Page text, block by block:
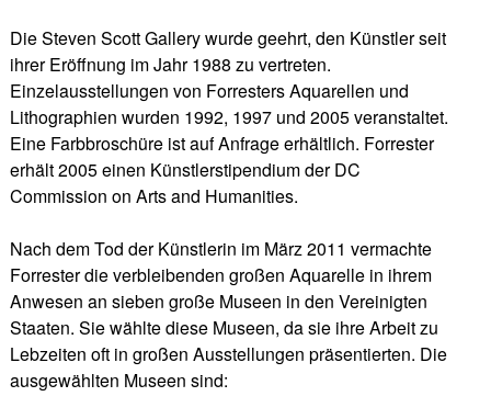
Die Steven Scott Gallery wurde geehrt, den Künstler seit
ihrer Eröffnung im Jahr 1988 zu vertreten.
Einzelausstellungen von Forresters Aquarellen und
Lithographien wurden 1992, 1997 und 2005 veranstaltet.
Eine Farbbroschüre ist auf Anfrage erhältlich. Forrester
erhält 2005 einen Künstlerstipendium der DC
Commission on Arts and Humanities.
Nach dem Tod der Künstlerin im März 2011 vermachte
Forrester die verbleibenden großen Aquarelle in ihrem
Anwesen an sieben große Museen in den Vereinigten
Staaten. Sie wählte diese Museen, da sie ihre Arbeit zu
Lebzeiten oft in großen Ausstellungen präsentierten. Die
ausgewählten Museen sind: